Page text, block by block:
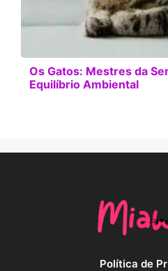
Os Gatos: Mestres da
Equilíbrio Ambiental
Política de